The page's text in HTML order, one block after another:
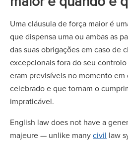
Uma cláusula de força maior é
que dispensa uma ou ambas as
das suas obrigações em caso de
excepcionais fora do seu
eram previsíveis no momento
celebrado e que tornam o
impraticável.
English law does not have a
majeure — unlike manycivil law